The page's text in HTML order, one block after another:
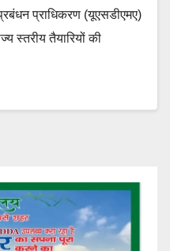
प्राधिकरण (यूएसडीएमए)
स्तरीय तैयारियों की